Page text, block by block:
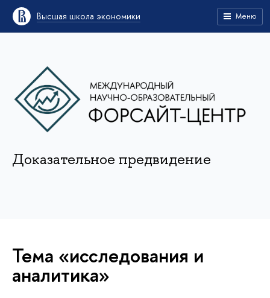
Высшая школа экономики Меню
Доказательное предвидение
Тема «исследования и
аналитика»